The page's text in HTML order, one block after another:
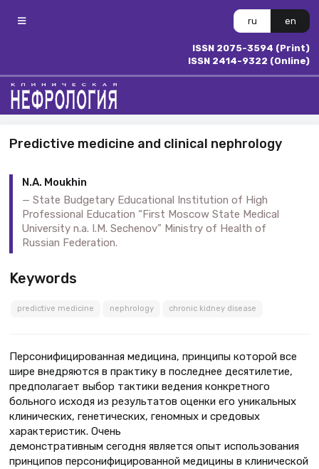
ru en
ISSN 2075-3594 (Print)
ISSN 2414-9322 (Online)
Predictive medicine and clinical nephrology
N.A. Moukhin
State Budgetary Educational Institution of High
Professional Education “First Moscow State Medical
University n.a. I.M. Sechenov” Ministry of Health of
Russian Federation.
Keywords
predictive medicine nephrology chronic kidney disease
Персонифицированная медицина, принципы которой все
шире внедряются в практику в последнее десятилетие,
предполагает выбор тактики ведения конкретного
больного исходя из результатов оценки его уникальных
клинических, генетических, геномных и средовых
характеристик. Очень
демонстративным сегодня является опыт использования
принципов персонифицированной медицины в клинической